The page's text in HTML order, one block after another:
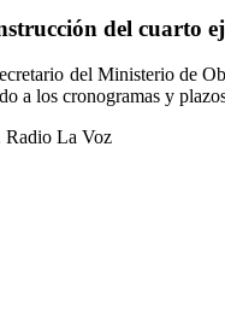
del cuarto
del Ministerio de
a los cronogramas y
La Voz